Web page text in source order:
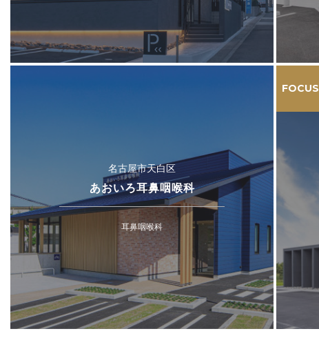
名古屋市天白区
あおいろ耳鼻咽喉科
耳鼻咽喉科
FOCUS